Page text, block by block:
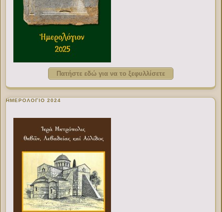
Πατήστε εδώ για να το ξεφυλλίσετε
ΗΜΕΡΟΛΟΓΙΟ 2024